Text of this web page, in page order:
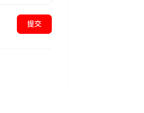
提交